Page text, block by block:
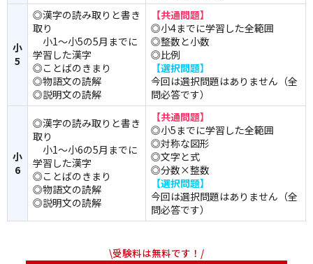
小
5
◎漢字の読み取りと書き
取り
小1～小5の5月までに
学習した漢字
◎ことばのきまり
◎物語文の読解
◎説明文の読解
【共通問題】
◎小4までに学習した全範囲
◎整数と小数
◎比例
【選択問題】
今回は選択問題はありません（全
問必答です）
小
6
◎漢字の読み取りと書き
取り
小1～小6の5月までに
学習した漢字
◎ことばのきまり
◎物語文の読解
◎説明文の読解
【共通問題】
◎小5までに学習した全範囲
◎対称な図形
◎文字と式
◎分数×整数
【選択問題】
今回は選択問題はありません（全
問必答です）
\受験料は無料です！/